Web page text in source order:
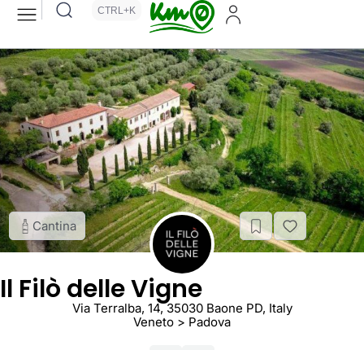
CTRL+K
Cantina
Il Filò delle Vigne
Via Terralba, 14, 35030 Baone PD, Italy
Veneto > Padova